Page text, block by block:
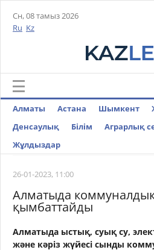
Сн, 08 тамыз 2026
Ru Kz
Алматы Астана Шымкент
Денсаулық
Білім Аграрлық
Жұлдыздар
26-01-2023, 11:00
Алматыда
қымбаттайды
Алматыда ыстық, суық су,
және кәріз жүйесі сынды